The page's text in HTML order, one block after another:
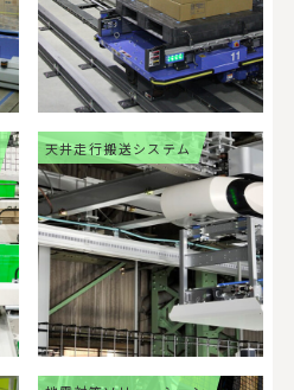
天井走行搬送システム